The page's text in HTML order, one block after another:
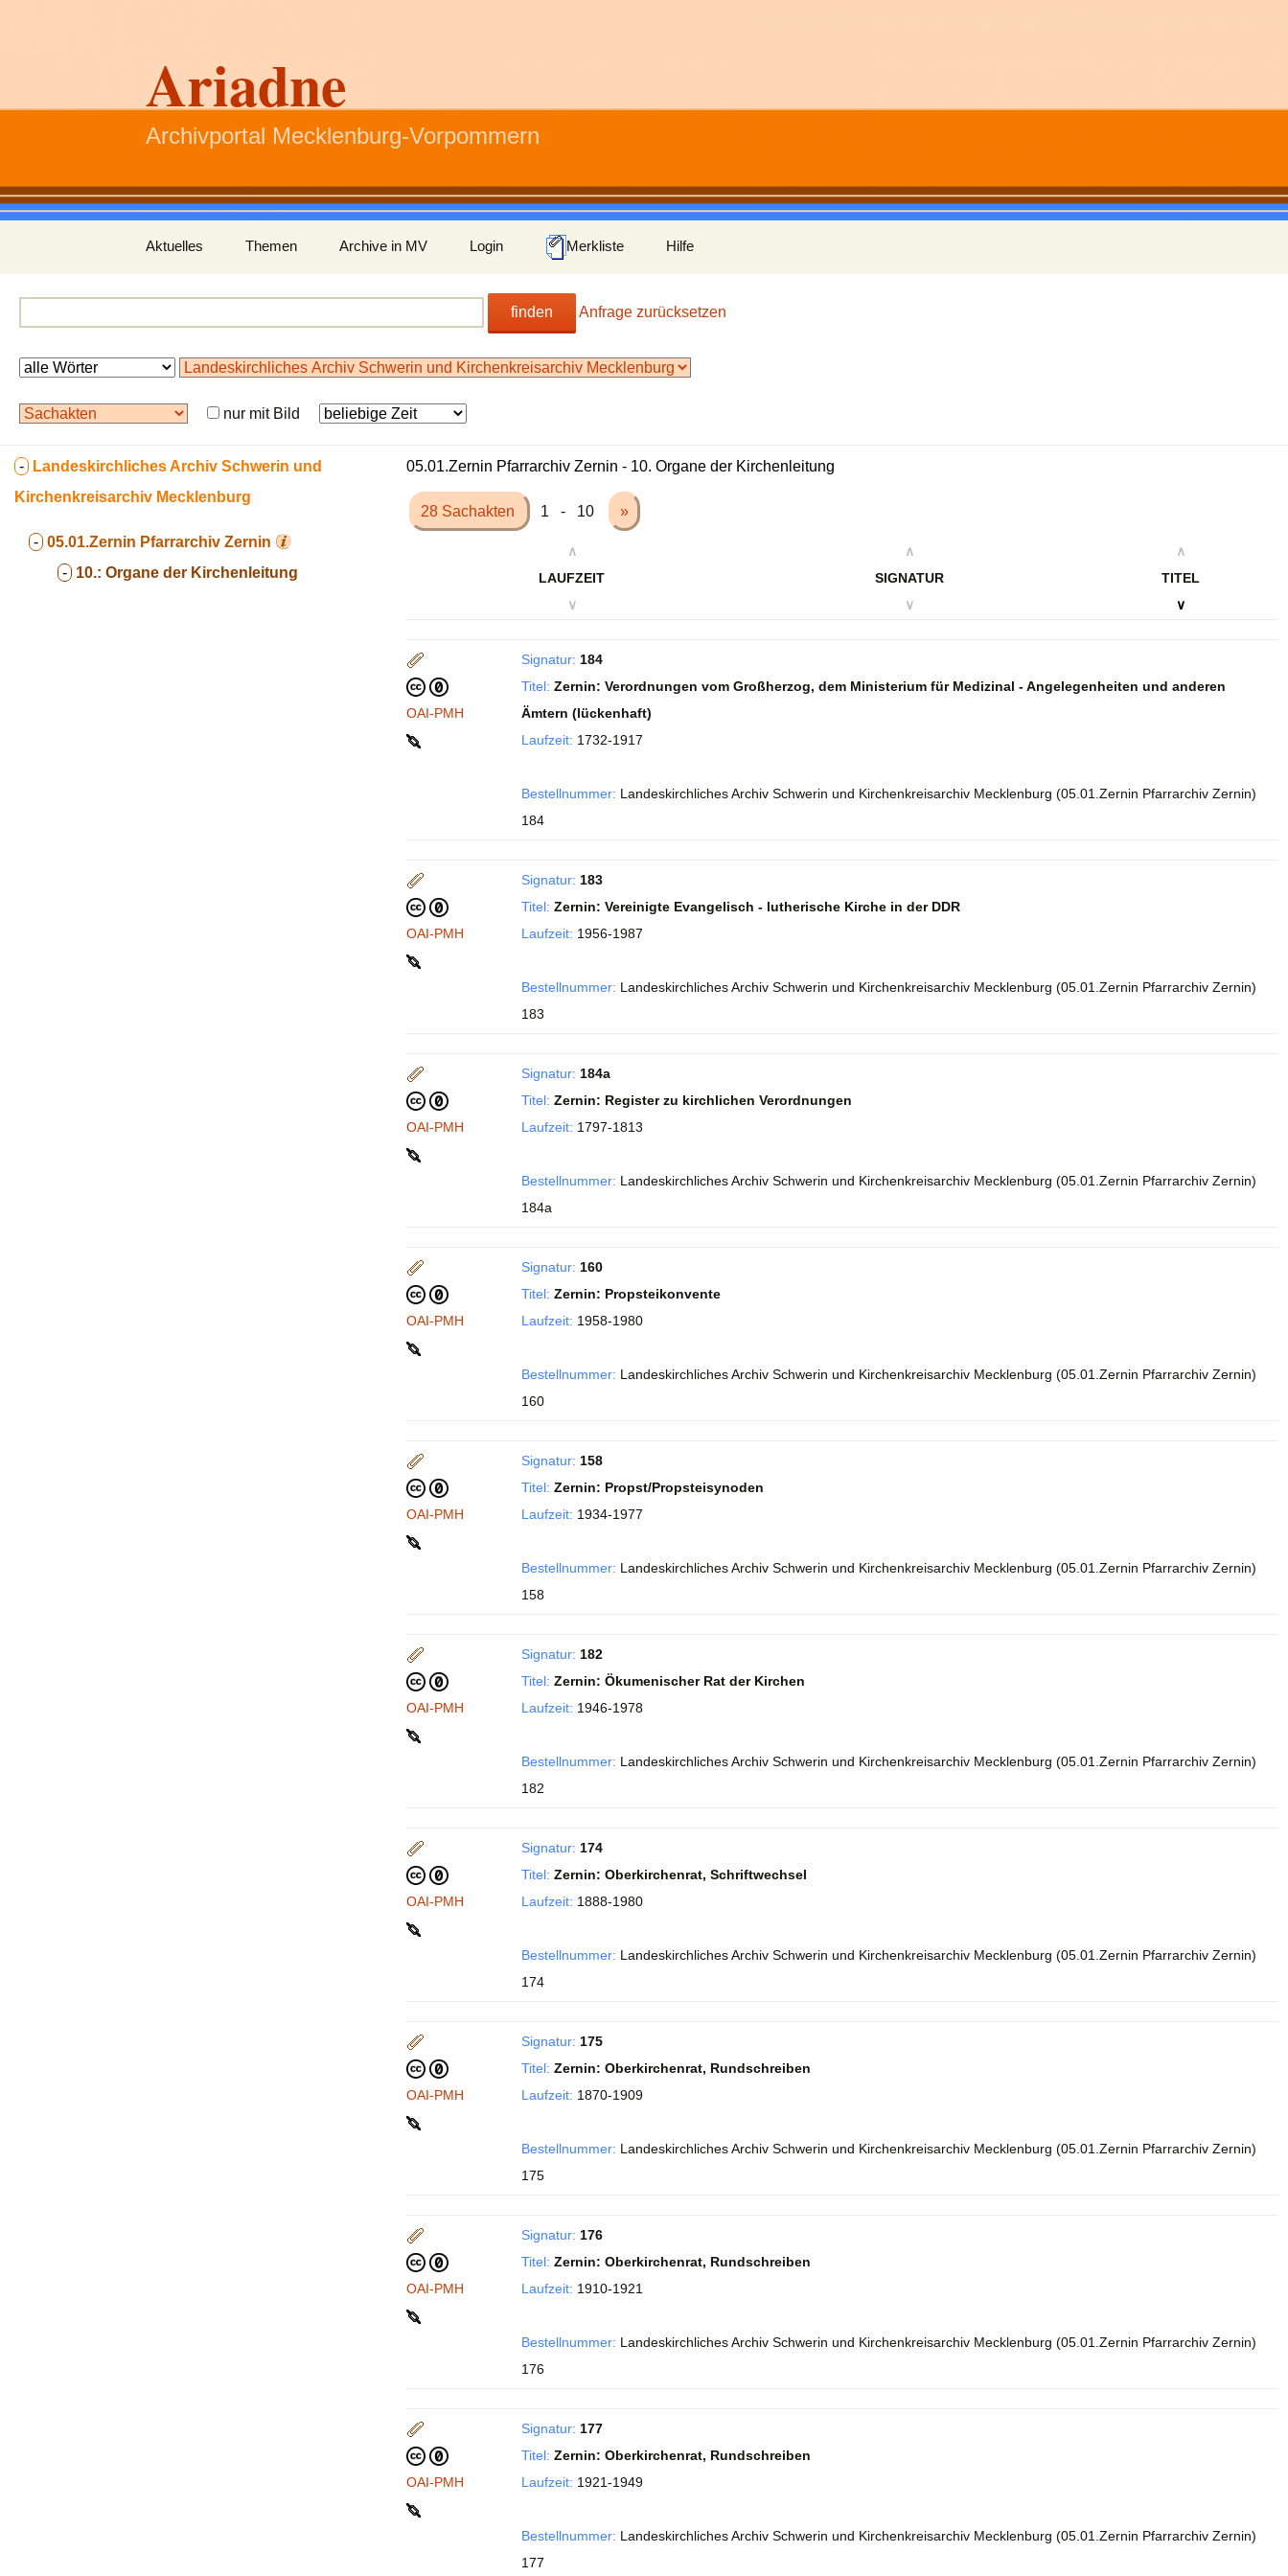
Ariadne
Archivportal Mecklenburg-Vorpommern
Inhalt
springen
Aktuelles Themen Archive in MV Login Merkliste Hilfe
finden Anfrage zurücksetzen
nur mit Bild
- Landeskirchliches Archiv Schwerin und
Kirchenkreisarchiv Mecklenburg
- 05.01.Zernin Pfarrarchiv Zernin
- 10.: Organe der Kirchenleitung
05.01.Zernin Pfarrarchiv Zernin - 10. Organe der Kirchenleitung
28 Sachakten 1 - 10 »
∧
LAUFZEIT
∨
∧
SIGNATUR
∨
∧
TITEL
∨
OAI-PMH
Signatur: 184
Titel: Zernin: Verordnungen vom Großherzog, dem Ministerium für Medizinal - Angelegenheiten und anderen
Ämtern (lückenhaft)
Laufzeit: 1732-1917
Bestellnummer: Landeskirchliches Archiv Schwerin und Kirchenkreisarchiv Mecklenburg (05.01.Zernin Pfarrarchiv Zernin)
184
OAI-PMH
Signatur: 183
Titel: Zernin: Vereinigte Evangelisch - lutherische Kirche in der DDR
Laufzeit: 1956-1987
Bestellnummer: Landeskirchliches Archiv Schwerin und Kirchenkreisarchiv Mecklenburg (05.01.Zernin Pfarrarchiv Zernin)
183
OAI-PMH
Signatur: 184a
Titel: Zernin: Register zu kirchlichen Verordnungen
Laufzeit: 1797-1813
Bestellnummer: Landeskirchliches Archiv Schwerin und Kirchenkreisarchiv Mecklenburg (05.01.Zernin Pfarrarchiv Zernin)
184a
OAI-PMH
Signatur: 160
Titel: Zernin: Propsteikonvente
Laufzeit: 1958-1980
Bestellnummer: Landeskirchliches Archiv Schwerin und Kirchenkreisarchiv Mecklenburg (05.01.Zernin Pfarrarchiv Zernin)
160
OAI-PMH
Signatur: 158
Titel: Zernin: Propst/Propsteisynoden
Laufzeit: 1934-1977
Bestellnummer: Landeskirchliches Archiv Schwerin und Kirchenkreisarchiv Mecklenburg (05.01.Zernin Pfarrarchiv Zernin)
158
OAI-PMH
Signatur: 182
Titel: Zernin: Ökumenischer Rat der Kirchen
Laufzeit: 1946-1978
Bestellnummer: Landeskirchliches Archiv Schwerin und Kirchenkreisarchiv Mecklenburg (05.01.Zernin Pfarrarchiv Zernin)
182
OAI-PMH
Signatur: 174
Titel: Zernin: Oberkirchenrat, Schriftwechsel
Laufzeit: 1888-1980
Bestellnummer: Landeskirchliches Archiv Schwerin und Kirchenkreisarchiv Mecklenburg (05.01.Zernin Pfarrarchiv Zernin)
174
OAI-PMH
Signatur: 175
Titel: Zernin: Oberkirchenrat, Rundschreiben
Laufzeit: 1870-1909
Bestellnummer: Landeskirchliches Archiv Schwerin und Kirchenkreisarchiv Mecklenburg (05.01.Zernin Pfarrarchiv Zernin)
175
OAI-PMH
Signatur: 176
Titel: Zernin: Oberkirchenrat, Rundschreiben
Laufzeit: 1910-1921
Bestellnummer: Landeskirchliches Archiv Schwerin und Kirchenkreisarchiv Mecklenburg (05.01.Zernin Pfarrarchiv Zernin)
176
OAI-PMH
Signatur: 177
Titel: Zernin: Oberkirchenrat, Rundschreiben
Laufzeit: 1921-1949
Bestellnummer: Landeskirchliches Archiv Schwerin und Kirchenkreisarchiv Mecklenburg (05.01.Zernin Pfarrarchiv Zernin)
177